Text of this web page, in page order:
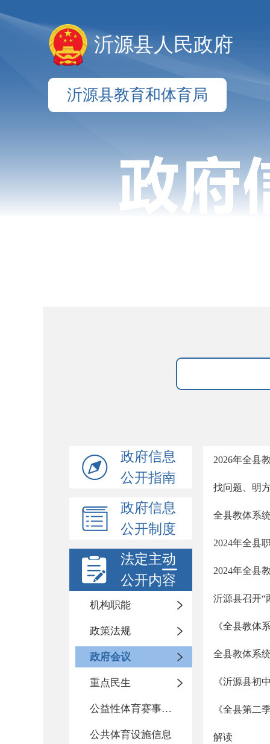
沂源县人民政府
沂源县教育和体育局
政府信息
公开指南
政府信息
公开制度
法定主动
公开内容
机构职能
政策法规
政府会议
重点民生
公益性体育赛事活动
公共体育设施信息
2026年全县
找问题、明
全县教体系
2024年全县
2024年全县
沂源县召开“
《全县教体
全县教体系
《沂源县初
《全县第二
解读